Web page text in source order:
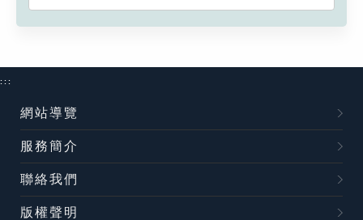
:::
網站導覽
服務簡介
聯絡我們
版權聲明